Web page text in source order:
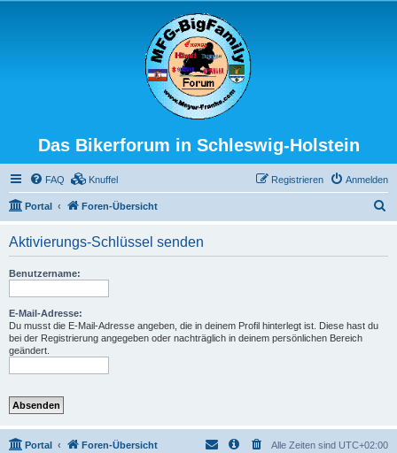
Das Bikerforum in Schleswig-Holstein
FAQ Knuffel Anmelden
Registrieren
Portal Foren-Übersicht
Aktivierungs-Schlüssel senden
Benutzername:
E-Mail-Adresse:
Du musst die E-Mail-Adresse angeben, die in deinem Profil hinterlegt ist. Diese hast du
bei der Registrierung angegeben oder nachträglich in deinem persönlichen Bereich
geändert.
Portal Foren-Übersicht Alle Zeiten sind UTC+02:00